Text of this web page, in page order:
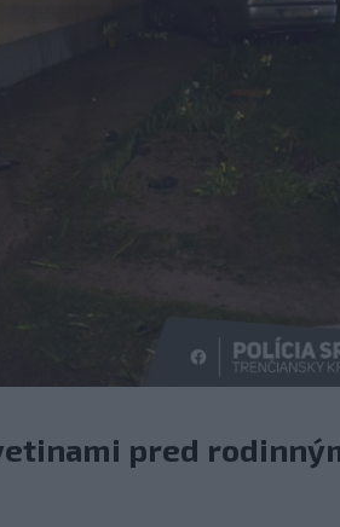
pred